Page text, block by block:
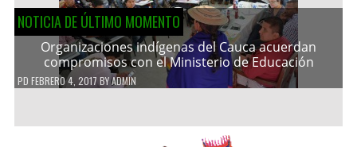
NOTICIA DE ÚLTIMO MOMENTO
Organizaciones indígenas del Cauca acuerdan
compromisos con el Ministerio de Educación
PD FEBRERO 4, 2017 BYADMIN